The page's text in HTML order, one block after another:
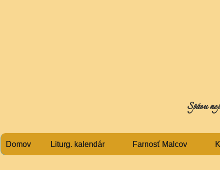
Spásu
Domov Liturg. kalendár Farnosť Malcov